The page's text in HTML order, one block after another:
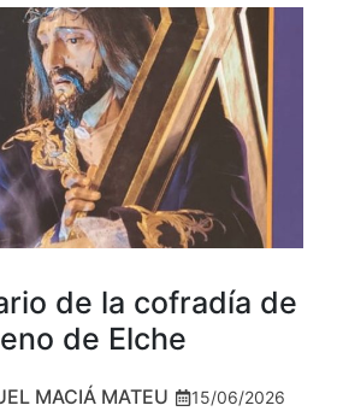
de la cofradía de
de Elche
MACIÁ MATEU 15/06/2026